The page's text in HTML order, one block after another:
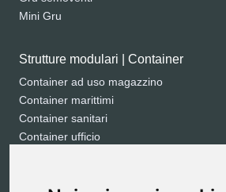
Mini Gru
Strutture modulari | Container
Container ad uso magazzino
Container marittimi
Container sanitari
Container ufficio